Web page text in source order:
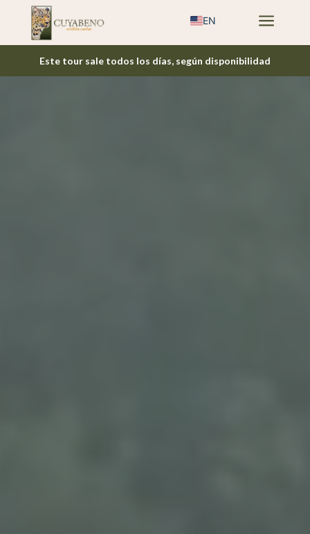
EN a
Este tour sale todos los días, según disponibilidad